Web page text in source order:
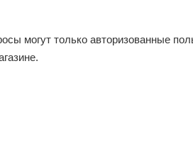
могут только авторизованные